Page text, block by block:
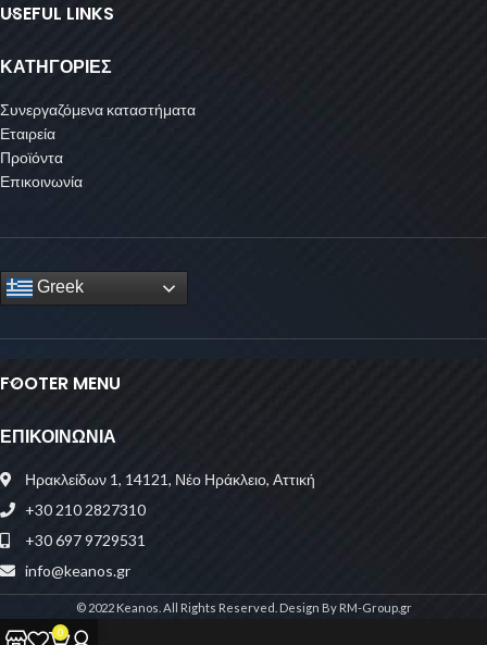
USEFUL LINKS
ΚΑΤΗΓΟΡΙΕΣ
Συνεργαζόμενα καταστήματα
Εταιρεία
Προϊόντα
Επικοινωνία
Greek
FOOTER MENU
ΕΠΙΚΟΙΝΩΝΙΑ
Ηρακλείδων 1, 14121, Νέο Ηράκλειο, Αττική
+30 210 2827310
+30 697 9729531
info@keanos.gr
© 2022 Keanos. All Rights Reserved. Design By RM-Group.gr
0